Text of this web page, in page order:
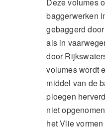
baggerwerken
gebaggerd
als in
door
volumes wordt
middel van de
ploegen
niet
het Vlie